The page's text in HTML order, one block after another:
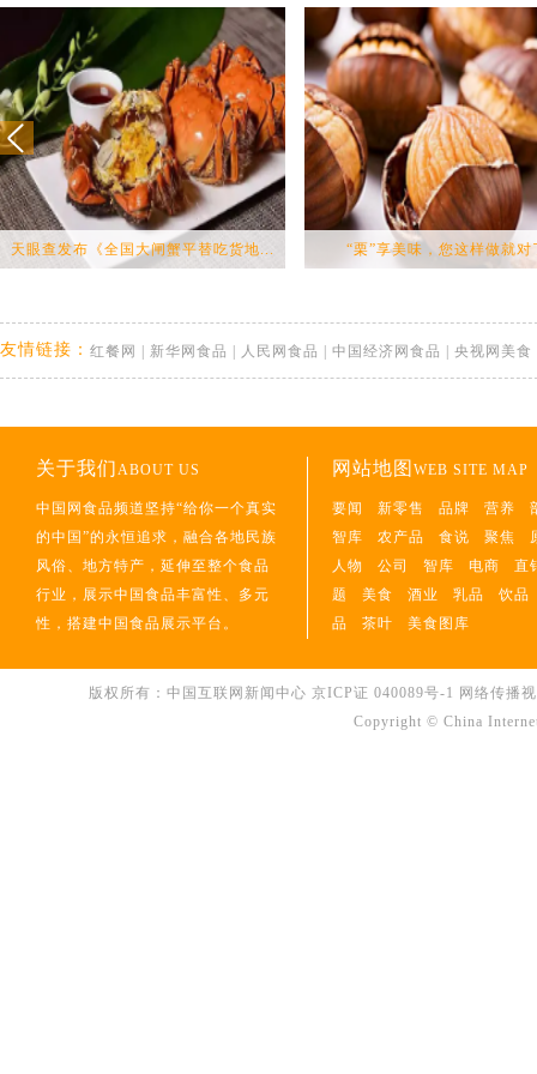
天眼查发布《全国大闸蟹平替吃货地... “栗”享美味，您这样做就对
友情链接： 红餐网 新华网食品 人民网食品 中国经济网食品 央视网美食
关于我们ABOUT US
中国网食品频道坚持“给你一个真实
的中国”的永恒追求，融合各地民族
风俗、地方特产，延伸至整个食品
行业，展示中国食品丰富性、多元
性，搭建中国食品展示平台。
网站地图 WEB SITE MAP
要闻 新零售 品牌 营养
智库
农产品 食说 聚焦
人物
公司 智库 电商
直
题
美食 酒业 乳品
饮品
品
茶叶 美食图库
版权所有：中国互联网新闻中心 京ICP证 040089号-1 网络传播
Copyright © China